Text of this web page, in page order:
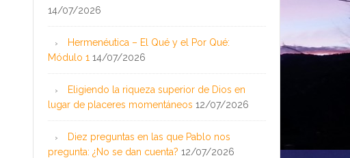
14/07/2026
Hermenéutica – El Qué y el Por Qué:
Módulo 1 14/07/2026
Eligiendo la riqueza superior de Dios en
lugar de placeres momentáneos 12/07/2026
Diez preguntas en las que Pablo nos
pregunta: ¿No se dan cuenta? 12/07/2026